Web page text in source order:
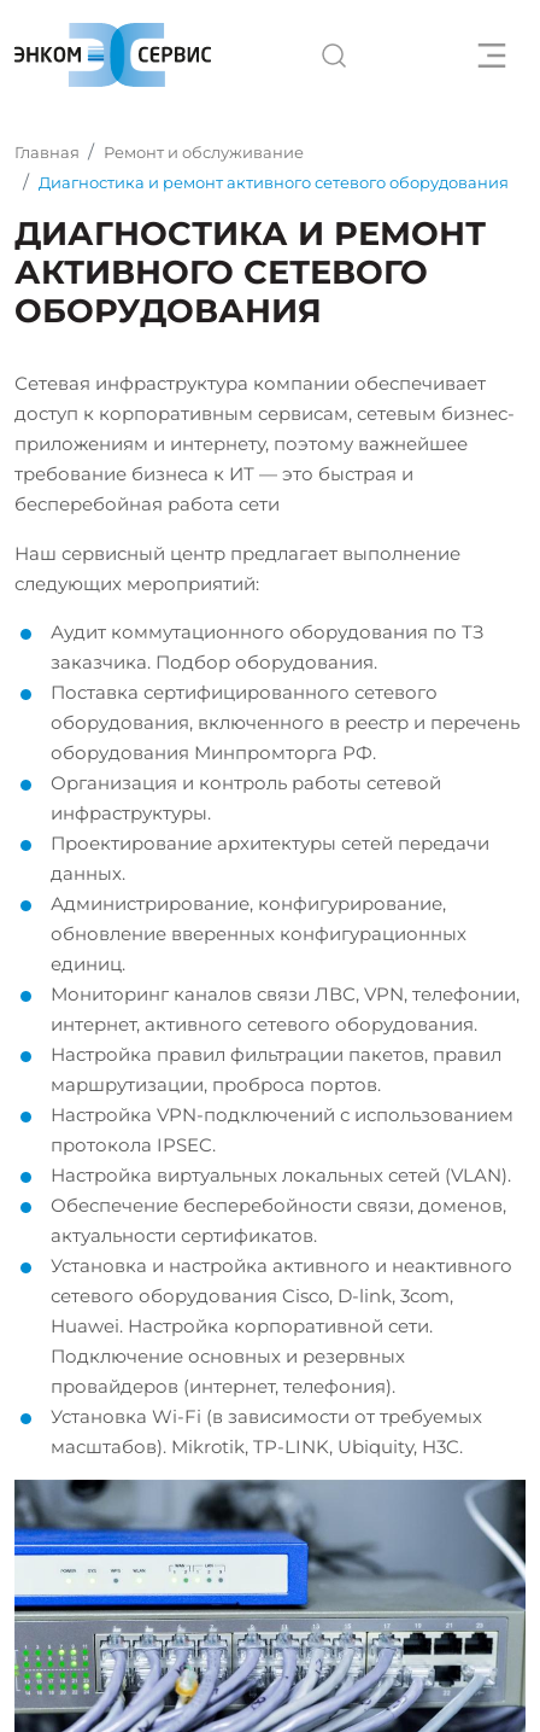
Главная
Ремонт и обслуживание
Диагностика и ремонт активного сетевого оборудования
ДИАГНОСТИКА И РЕМОНТ
АКТИВНОГО СЕТЕВОГО
ОБОРУДОВАНИЯ
Сетевая инфраструктура компании обеспечивает
доступ к корпоративным сервисам, сетевым бизнес-
приложениям и интернету, поэтому важнейшее
требование бизнеса к ИТ — это быстрая и
бесперебойная работа сети
Наш сервисный центр предлагает выполнение
следующих мероприятий:
Аудит коммутационного оборудования по ТЗ
заказчика. Подбор оборудования.
Поставка сертифицированного сетевого
оборудования, включенного в реестр и перечень
оборудования Минпромторга РФ.
Организация и контроль работы сетевой
инфраструктуры.
Проектирование архитектуры сетей передачи
данных.
Администрирование, конфигурирование,
обновление вверенных конфигурационных
единиц.
Мониторинг каналов связи ЛВС, VPN, телефонии,
интернет, активного сетевого оборудования.
Настройка правил фильтрации пакетов, правил
маршрутизации, проброса портов.
Настройка VPN-подключений с использованием
протокола IPSEC.
Настройка виртуальных локальных сетей (VLAN).
Обеспечение бесперебойности связи, доменов,
актуальности сертификатов.
Установка и настройка активного и неактивного
сетевого оборудования Cisco, D-link, 3com,
Huawei. Настройка корпоративной сети.
Подключение основных и резервных
провайдеров (интернет, телефония).
Установка Wi-Fi (в зависимости от требуемых
масштабов). Mikrotik, TP-LINK, Ubiquity, H3C.